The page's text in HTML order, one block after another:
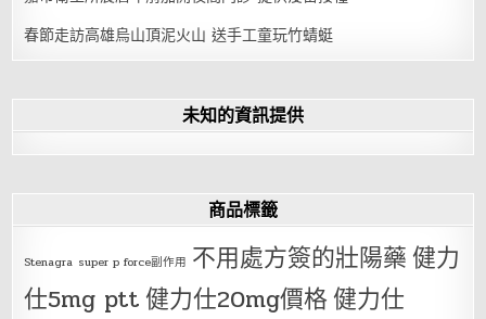
春節走訪高雄烏山頂泥火山 送手工童玩竹蜻蜓
未知的資訊提供
商品標籤
Stenagra super p force副作用 不用處方簽的壯陽藥健力
仕5mg ptt健力仕20mg價格健力仕